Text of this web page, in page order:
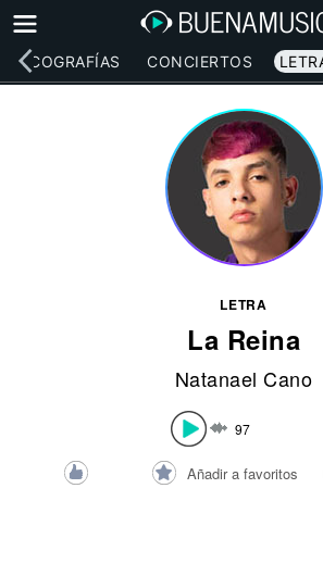
DISCOGRAFÍAS CONCIERTOS
LETRA
La Reina
Natanael Cano
97
Añadir a favoritos